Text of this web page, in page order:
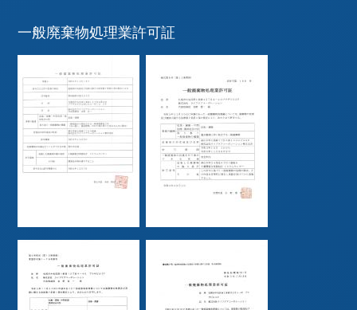
一般廃棄物処理業許可証